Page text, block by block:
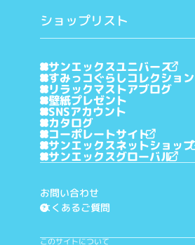
ショップリスト
サンエックスユニバース
すみっコぐらしコレクション
リラックマストアブログ
壁紙プレゼント
SNSアカウント
カタログ
コーポレートサイト
サンエックスネットショップ
サンエックスグローバル
お問い合わせ
?
よくあるご質問
このサイトについて